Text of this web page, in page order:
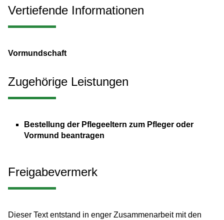
Vertiefende Informationen
Vormundschaft
Zugehörige Leistungen
Bestellung der Pflegeeltern zum Pfleger oder
Vormund beantragen
Freigabevermerk
Dieser Text entstand in enger Zusammenarbeit mit den